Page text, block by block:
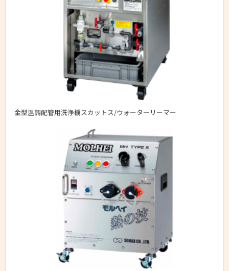
金型温調配管用洗浄機スカットス/ウォーターリーマー